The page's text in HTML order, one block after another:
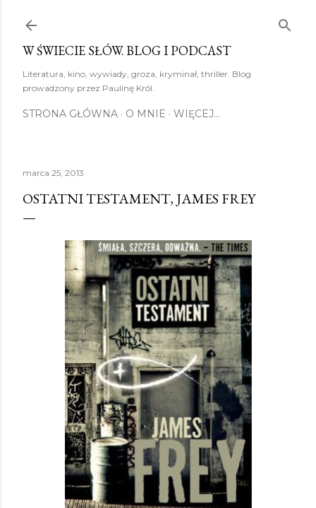
W ŚWIECIE SŁÓW. BLOG I PODCAST
Literatura, kino, wywiady, groza, kryminał, thriller. Blog
prowadzony przez Paulinę Król.
STRONA GŁÓWNA O MNIE WIĘCEJ…
marca 25, 2013
OSTATNI TESTAMENT, JAMES FREY